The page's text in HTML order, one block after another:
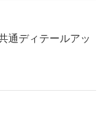
通ディテールアッ